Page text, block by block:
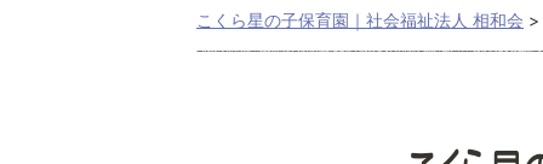
こくら星の子保育園｜社会福祉法人 相和会 >